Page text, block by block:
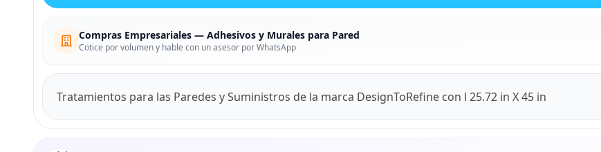
Compras Empresariales — Adhesivos y Murales para Pared
Cotice por volumen y hable con un asesor por WhatsApp
Tratamientos para las Paredes y Suministros de la marca DesignToRefine con l 25.72 in X 45 in